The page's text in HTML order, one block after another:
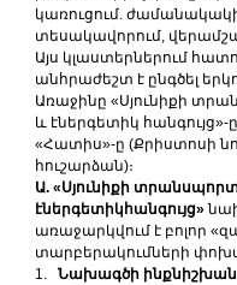
կառուցում.
տեսակավորում,
Այս կլաստերներում
անհրաժեշտ է ընգծել
Առաջինը «Սյունիքի
և էներգետիկ հանգույց»-
«Հատիս»-ը (Քրիստոսի
հուշարձան)։
Ա. «Սյունիքի
էներգետիկհանգույց»
առաջարկվում է բոլոր
տարբերակումների
1. Նախագծի ինքնիշխան